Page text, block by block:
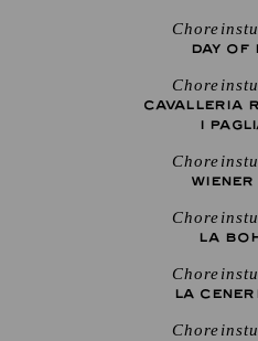
DAY OF
CAVALLERIA
I
LA
LA